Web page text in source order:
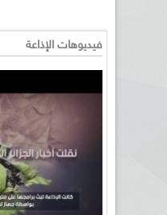
فيديوهات الإذاعة